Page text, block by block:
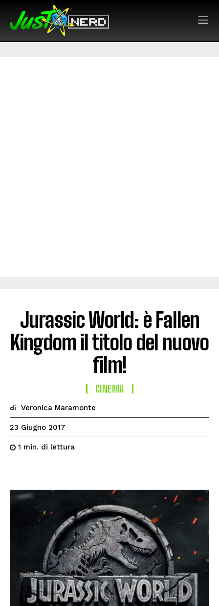
Jurassic World: è Fallen
Kingdom il titolo del nuovo
film!
CINEMA
di Veronica Maramonte
23 Giugno 2017
1 min. di lettura